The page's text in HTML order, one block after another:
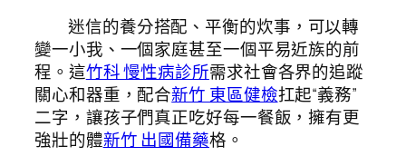
迷信的養分搭配、平衡的炊事，可以轉
變一小我、一個家庭甚至一個平易近族的前
程。這竹科 慢性病診所需求社會各界的追蹤
關心和器重，配合新竹 東區健檢扛起“義務”
二字，讓孩子們真正吃好每一餐飯，擁有更
強壯的體新竹 出國備藥格。